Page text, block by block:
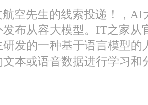
空先生的线索投递！，AI
布从容大模型。IT之家从
发的一种基于语言模型的
本或语音数据进行学习和